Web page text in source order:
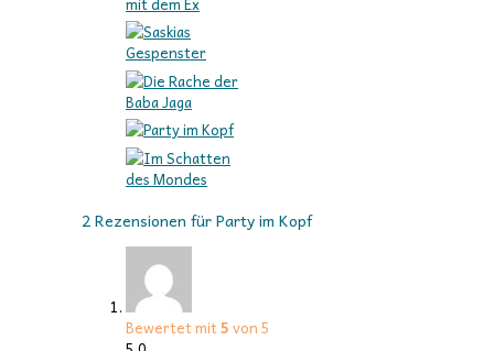
2 Rezensionen fürParty im Kopf
Bewertet mit5von 5